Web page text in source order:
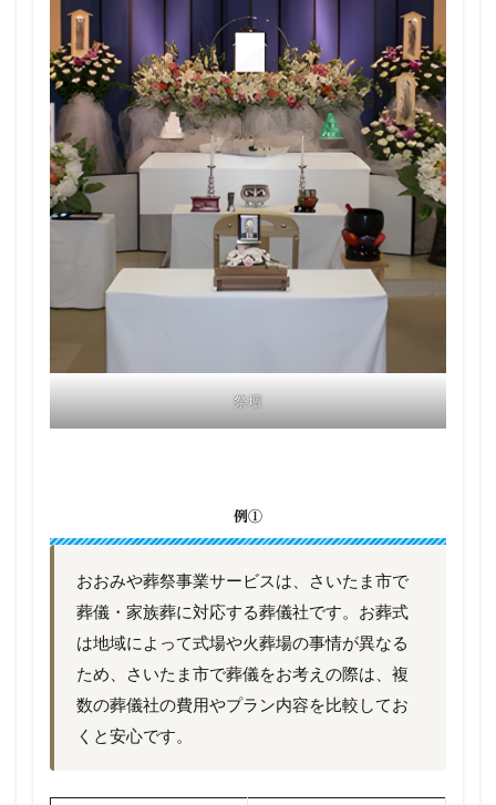
祭壇
例①
おおみや葬祭事業サービスは、さいたま市で
葬儀・家族葬に対応する葬儀社です。お葬式
は地域によって式場や火葬場の事情が異なる
ため、さいたま市で葬儀をお考えの際は、複
数の葬儀社の費用やプラン内容を比較してお
くと安心です。